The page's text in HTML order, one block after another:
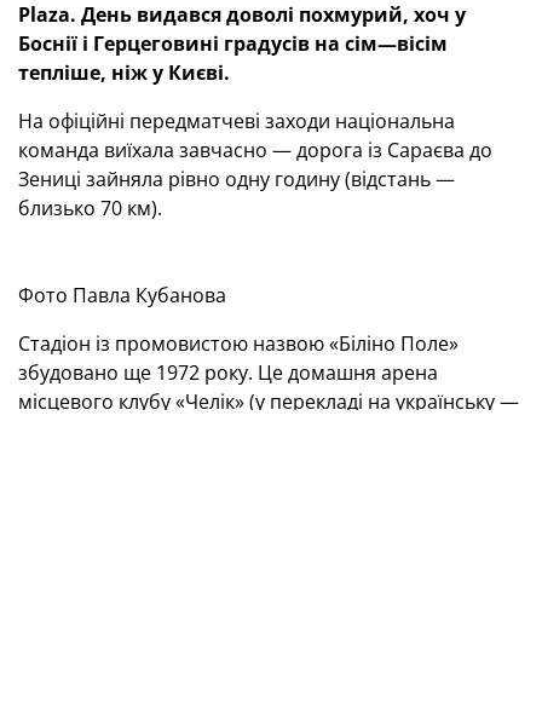
Plaza. День видався доволі похмурий, хоч у
Боснії і Герцеговині градусів на сім—вісім
тепліше, ніж у Києві.
На офіційні передматчеві заходи національна
команда виїхала завчасно — дорога із Сараєва до
Зениці зайняла рівно одну годину (відстань —
близько 70 км).
Фото Павла Кубанова
Стадіон із промовистою назвою «Біліно Поле»
збудовано ще 1972 року. Це домашня арена
місцевого клубу «Челік» (у перекладі на українську —